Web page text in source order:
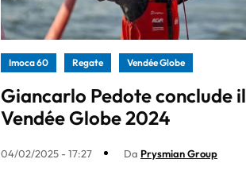
Imoca 60 Regate Vendée Globe
Giancarlo Pedote conclude il
Vendée Globe 2024
04/02/2025 - 17:27 Da Prysmian Group